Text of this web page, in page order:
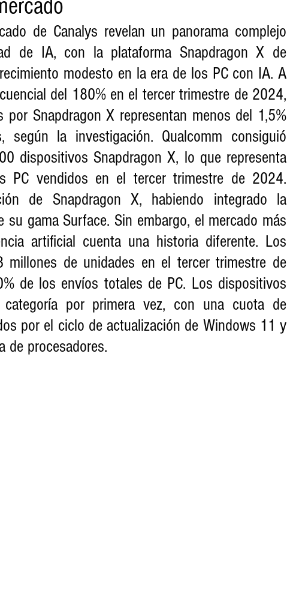
de Canalys revelan un panorama complejo
de IA, con la plataforma Snapdragon X de
modesto en la era de los PC con IA. A
del 180% en el tercer trimestre de 2024,
Snapdragon X representan menos del 1,5%
según la investigación. Qualcomm consiguió
dispositivos Snapdragon X, lo que representa
PC vendidos en el tercer trimestre de 2024.
de Snapdragon X, habiendo integrado la
su gama Surface. Sin embargo, el mercado más
artificial cuenta una historia diferente. Los
millones de unidades en el tercer trimestre de
de los envíos totales de PC. Los dispositivos
por primera vez, con una cuota de
por el ciclo de actualización de Windows 11 y
de procesadores.